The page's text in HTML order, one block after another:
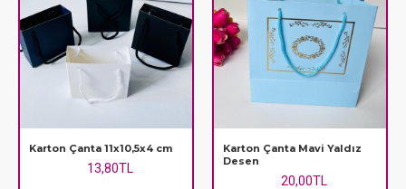
Karton Çanta 11x10,5x4 cm
13,80TL
Karton Çanta Mavi Yaldız
Desen
20,00TL